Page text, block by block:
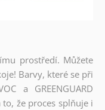
prostředí. Můžete
Barvy, které se při
a GREENGUARD
že proces splňuje i